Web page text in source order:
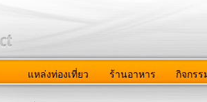
แหล่งท่องเที่ยว ร้านอาหาร กิจกรร